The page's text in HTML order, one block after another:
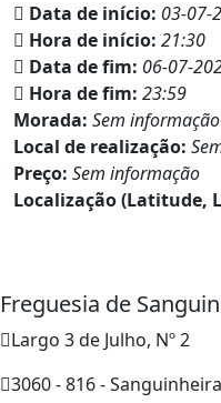
Data de início: 03-07-
Hora de início: 21:30
Data de fim: 06-07-
Hora de fim: 23:59
Morada: Sem informação
Local de realização:
Preço: Sem informação
Localização (Latitude,
Freguesia de
Largo 3 de Julho, Nº 2
3060 - 816 - Sanguinheira